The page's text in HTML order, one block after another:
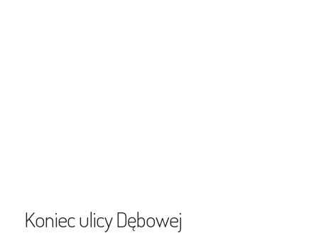
Koniec ulicy Dębowej